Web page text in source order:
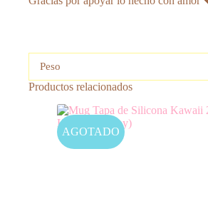
Peso
Productos relacionados
AGOTADO